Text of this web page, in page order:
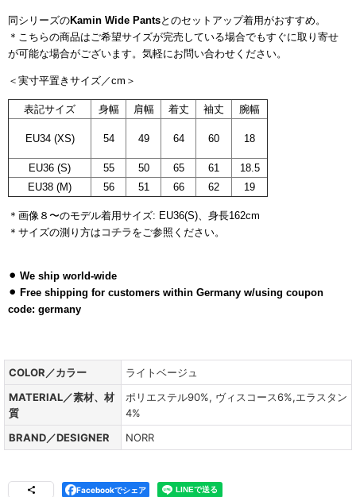
同シリーズのKamin Wide Pantsとのセットアップ着用がおすすめ。
＊こちらの商品はご希望サイズが完売している場合でもすぐに取り寄せ
が可能な場合がございます。気軽にお問い合わせください。
＜実寸平置きサイズ／cm＞
表記サイズ 身幅 肩幅 着丈 袖丈 腕幅
EU34 (XS) 54 49 64 60 18
EU36 (S) 55 50 65 61
18.5
EU38 (M)
56 51 66 62 19
＊画像８〜のモデル着用サイズ: EU36(S)、身長162cm
＊サイズの測り方は コチラをご参照ください。
⚫︎ We ship world-wide
⚫︎ Free shipping for customers within Germany w/using coupon
code: germany
COLOR／カラー
ライトベージュ
MATERIAL／素材、材
質
ポリエステル90%, ヴィスコース6%,エラスタン
4%
BRAND／DESIGNER
NORR
Facebookでシェア